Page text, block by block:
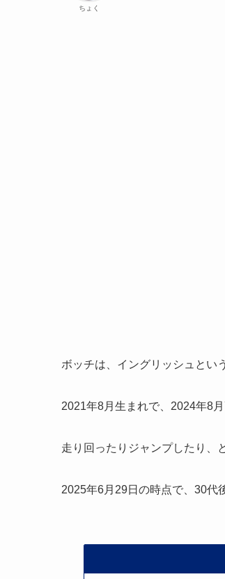
ちょく
ボッチは、イングリッシュとい
2021年8月生まれで、2024年8
走り回ったりジャンプしたり、
2025年6月29日の時点で、30代